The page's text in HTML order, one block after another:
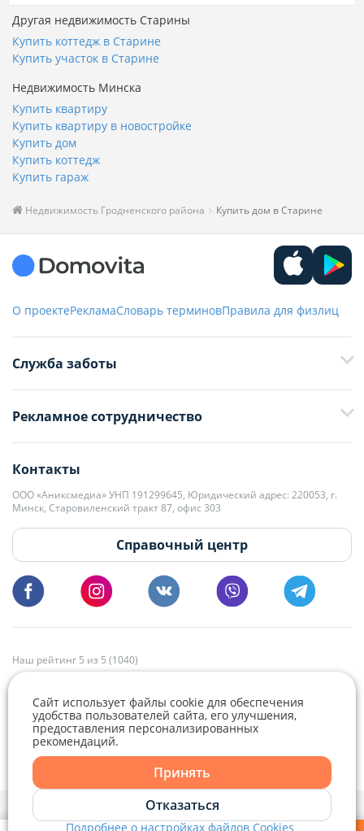
Telegram
Другая недвижимость Старины
Купить коттедж в Старине
Купить участок в Старине
Недвижимость Минска
Купить квартиру
Купить квартиру в новостройке
Купить дом
Купить коттедж
Купить гараж
Недвижимость Гродненского района Купить дом в Старине
О проектеРекламаСловарь терминовПравила для физлиц
Служба заботы
+375 33 376-13-70
editor@domovita.by
Мы принимаем звонки и отвечаем на письма в будние дни с 9:00 до
18:00.
Рекламное сотрудничество
kb@domovita.by
+375 29 179-11-28 Владислав Гладченко
vg@domovita.by
Пишите и звоните нам в будние дни с 8:00 до 20:00.
Контакты
ООО «Аниксмедиа» УНП 191299645, Юридический адрес: 220053, г.
Минск, Старовиленский тракт 87, офис 303
Справочный центр
Наш рейтинг 5 из 5 (1040)
Политика конфиденциальности,
Политика обработки файлов cookieиВыбор настроек Cookie
Сайт использует файлы cookie для обеспечения
удобства пользователей сайта, его улучшения,
предоставления персонализированных
рекомендаций.
Принять
Отказаться
Подробнее о настройках файлов Cookies